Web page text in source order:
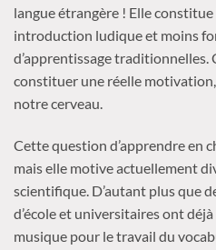
langue étrangère ! Elle
introduction ludique et moins
d’apprentissage traditionnelles.
constituer une réelle
notre cerveau.
Cette question d’apprendre en
mais elle motive actuellement
scientifique. D’autant plus que
d’école et universitaires ont
musique pour le travail du